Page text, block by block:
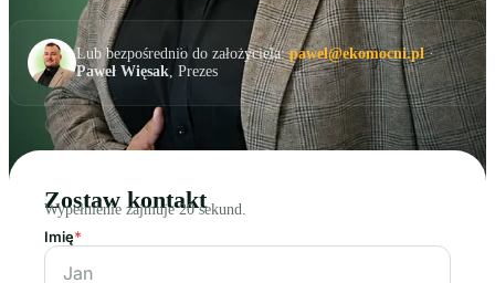
Lub bezpośrednio do założyciela:pawel@ekomocni.pl·
Paweł Więsak, Prezes
Zostaw kontakt
Wypełnienie zajmuje 20 sekund.
Imię*